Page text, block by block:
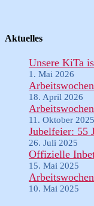
Aktuelles
Unsere KiTa
1. Mai 2026
18. April 2026
11. Oktober 2025
Jubelfeier: 55
26. Juli 2025
Offizielle
15. Mai 2025
10. Mai 2025